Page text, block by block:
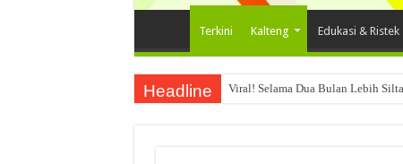
Terkini Kalteng Edukasi & Ristek
Headline Viral! Selama Dua Bulan Lebih